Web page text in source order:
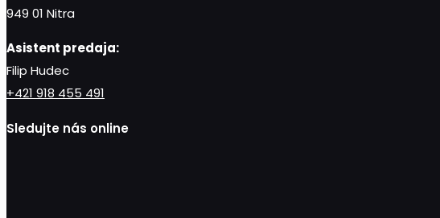
949 01 Nitra
Asistent predaja:
Filip Hudec
+421 918 455 491
Sledujte nás online